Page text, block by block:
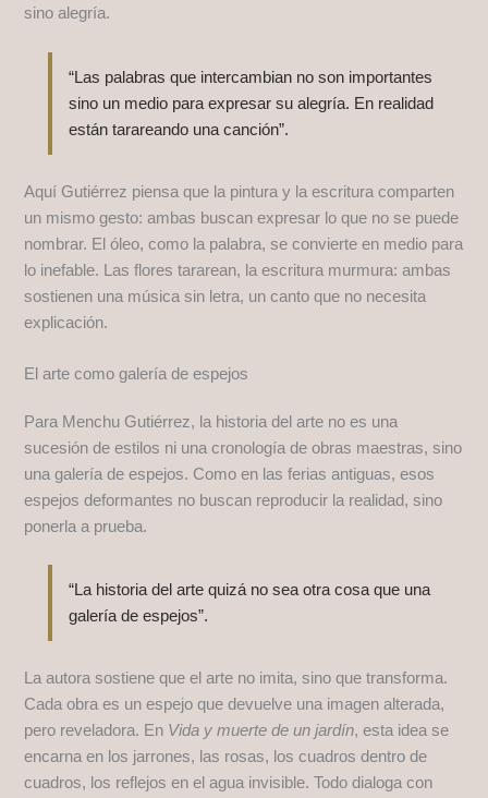
sino alegría.
“Las palabras que intercambian no son importantes
sino un medio para expresar su alegría. En realidad
están tarareando una canción”.
Aquí Gutiérrez piensa que la pintura y la escritura comparten
un mismo gesto: ambas buscan expresar lo que no se puede
nombrar. El óleo, como la palabra, se convierte en medio para
lo inefable. Las flores tararean, la escritura murmura: ambas
sostienen una música sin letra, un canto que no necesita
explicación.
El arte como galería de espejos
Para Menchu Gutiérrez, la historia del arte no es una
sucesión de estilos ni una cronología de obras maestras, sino
una galería de espejos. Como en las ferias antiguas, esos
espejos deformantes no buscan reproducir la realidad, sino
ponerla a prueba.
“La historia del arte quizá no sea otra cosa que una
galería de espejos”.
La autora sostiene que el arte no imita, sino que transforma.
Cada obra es un espejo que devuelve una imagen alterada,
pero reveladora. En Vida y muerte de un jardín, esta idea se
encarna en los jarrones, las rosas, los cuadros dentro de
cuadros, los reflejos en el agua invisible. Todo dialoga con